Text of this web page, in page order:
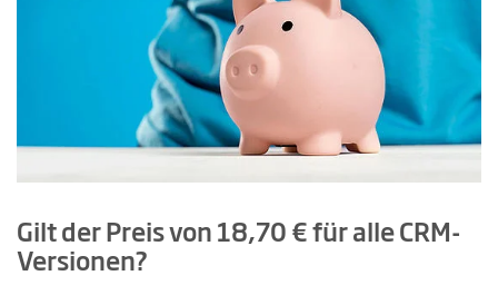
Gilt der Preis von 18,70 € für alle CRM-
Versionen?